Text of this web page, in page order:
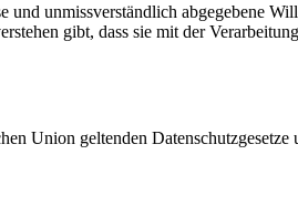
unmissverständlich abgegebene
gibt, dass sie mit der
Union geltenden Datenschutzgesetze